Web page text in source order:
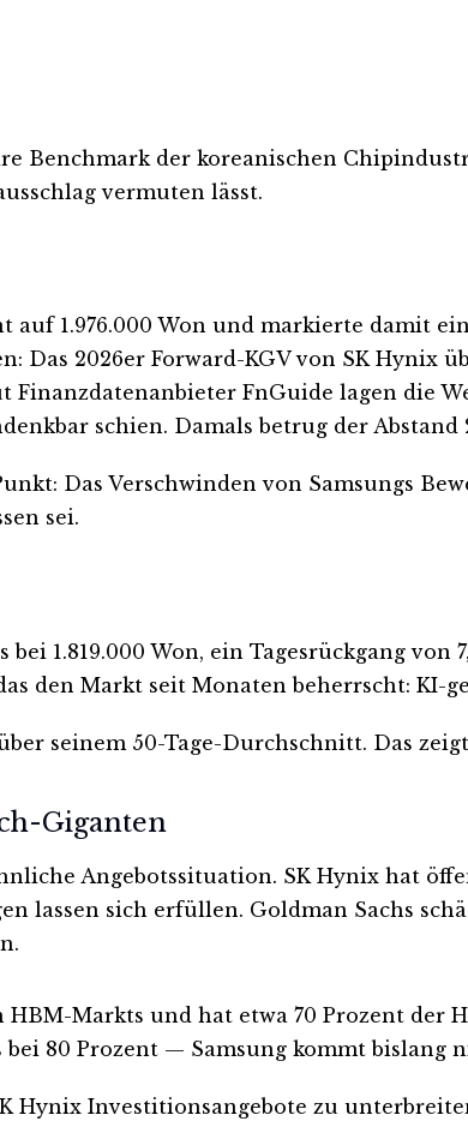
Benchmark der koreanischen
vermuten lässt.
1.976.000 Won und markierte damit
Das 2026er Forward-KGV von SK Hynix
FnGuide lagen die
schien. Damals betrug der Abstand
Das Verschwinden von Samsungs
sei.
1.819.000 Won, ein Tagesrückgang von
den Markt seit Monaten beherrscht: KI-
seinem 50-Tage-Durchschnitt. Das
Giganten
Angebotssituation. SK Hynix hat
sich erfüllen. Goldman Sachs
Markts und hat etwa 70 Prozent der
80 Prozent — Samsung kommt bislang
Hynix Investitionsangebote zu